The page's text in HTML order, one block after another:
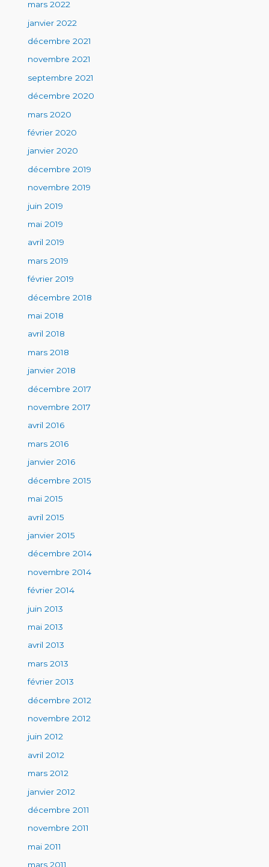
mars 2022
janvier 2022
décembre 2021
novembre 2021
septembre 2021
décembre 2020
mars 2020
février 2020
janvier 2020
décembre 2019
novembre 2019
juin 2019
mai 2019
avril 2019
mars 2019
février 2019
décembre 2018
mai 2018
avril 2018
mars 2018
janvier 2018
décembre 2017
novembre 2017
avril 2016
mars 2016
janvier 2016
décembre 2015
mai 2015
avril 2015
janvier 2015
décembre 2014
novembre 2014
février 2014
juin 2013
mai 2013
avril 2013
mars 2013
février 2013
décembre 2012
novembre 2012
juin 2012
avril 2012
mars 2012
janvier 2012
décembre 2011
novembre 2011
mai 2011
mars 2011